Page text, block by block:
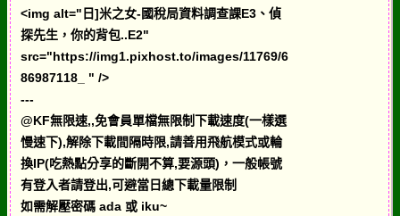
<img alt="日]米之女-國稅局資料調查課E3、偵
探先生，你的背包..E2"
src="https://img1.pixhost.to/images/11769/6
86987118_ " />
---
@KF無限速,,免會員單檔無限制下載速度(一樣選
慢速下),解除下載間隔時限,請善用飛航模式或輪
換IP(吃熱點分享的斷開不算,要源頭)，一般帳號
有登入者請登出,可避當日總下載量限制
如需解壓密碼 ada 或 iku~